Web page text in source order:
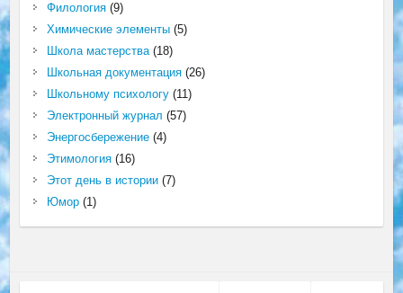
Филология(9)
Химические элементы(5)
Школа мастерства(18)
Школьная документация(26)
Школьному психологу(11)
Электронный журнал (57)
Энергосбережение(4)
Этимология(16)
Этот день в истории(7)
Юмор(1)